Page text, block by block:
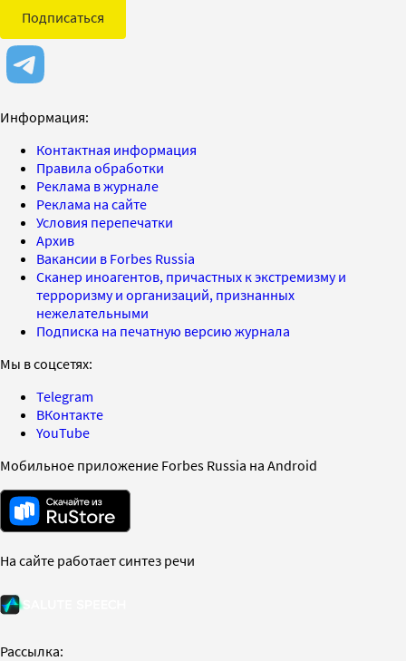
Подписаться
Информация:
Контактная информация
Правила обработки
Реклама в журнале
Реклама на сайте
Условия перепечатки
Архив
Вакансии в Forbes Russia
Сканер иноагентов, причастных к экстремизму и
терроризму и организаций, признанных
нежелательными
Подписка на печатную версию журнала
Мы в соцсетях:
Telegram
ВКонтакте
YouTube
Мобильное приложение Forbes Russia на Android
На сайте работает синтез речи
Рассылка: